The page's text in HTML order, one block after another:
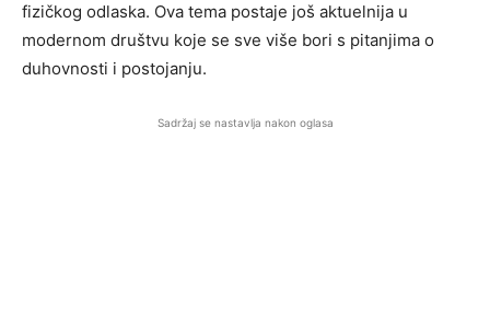
fizičkog odlaska. Ova tema postaje još aktuelnija u
modernom društvu koje se sve više bori s pitanjima o
duhovnosti i postojanju.
Sadržaj se nastavlja nakon oglasa